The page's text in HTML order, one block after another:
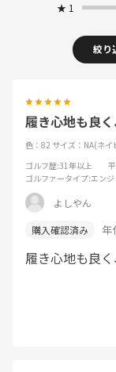
★ 1
絞り
履き心地も良
色：82 サイズ：NA(ネイ
ゴルフ歴:31年以上
ゴルファータイプ:エン
よしやん
年
履き心地も良